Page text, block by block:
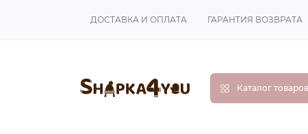
ДОСТАВКА И ОПЛАТА ГАРАНТИЯ ВОЗВРАТА
Каталог товаров